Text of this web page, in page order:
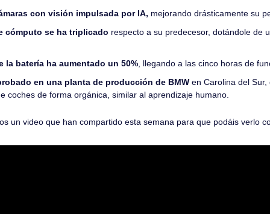
con visión impulsada por IA, mejorando drásticamente su
cómputo se ha triplicado respecto a su predecesor, dotándole de
la batería ha aumentado un 50% , llegando a las cinco horas de
en una planta de producción de BMW en Carolina del
coches de forma orgánica, similar al aprendizaje humano.
un video que han compartido esta semana para que podáis verlo